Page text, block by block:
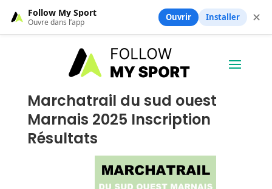
Marchatrail du sud ouest
Marnais 2025 Inscription
Résultats
Follow My Sport
Ouvre dans l’app Ouvrir Installer ✕